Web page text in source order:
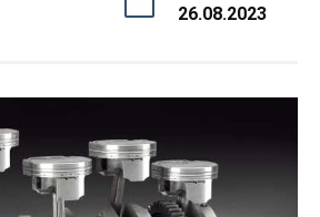
26.08.2023